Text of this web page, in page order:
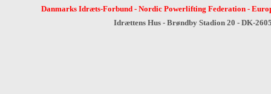
Danmarks Idræts-Forbund- Nordic Powerlifting Federation-
Idrættens Hus - Brøndby Stadion 20 - DK-